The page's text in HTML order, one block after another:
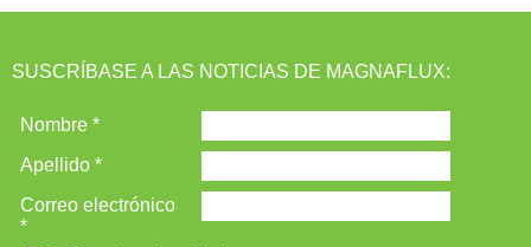
SUSCRÍBASE A LAS NOTICIAS DE MAGNAFLUX: